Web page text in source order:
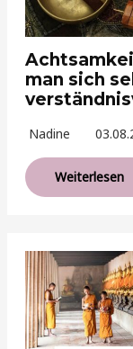
man sich
Nadine
Weiterlesen